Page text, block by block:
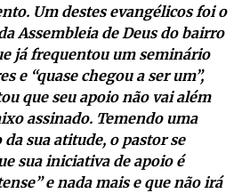
Um destes evangélicos foi o
Assembleia de Deus do bairro
já frequentou um seminário
e “quase chegou a ser um”,
que seu apoio não vai além
assinado. Temendo uma
sua atitude, o pastor se
sua iniciativa de apoio é
e nada mais e que não irá